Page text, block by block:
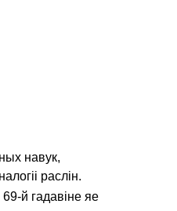
навук,
раслін.
й гадавіне яе